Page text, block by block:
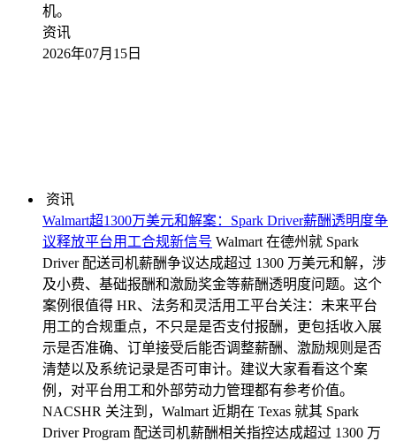
机。
资讯
2026年07月15日
资讯
Walmart超1300万美元和解案：Spark Driver薪酬透明度争
议释放平台用工合规新信号 Walmart 在德州就 Spark
Driver 配送司机薪酬争议达成超过 1300 万美元和解，涉
及小费、基础报酬和激励奖金等薪酬透明度问题。这个
案例很值得 HR、法务和灵活用工平台关注：未来平台
用工的合规重点，不只是是否支付报酬，更包括收入展
示是否准确、订单接受后能否调整薪酬、激励规则是否
清楚以及系统记录是否可审计。建议大家看看这个案
例，对平台用工和外部劳动力管理都有参考价值。
NACSHR 关注到，Walmart 近期在 Texas 就其 Spark
Driver Program 配送司机薪酬相关指控达成超过 1300 万